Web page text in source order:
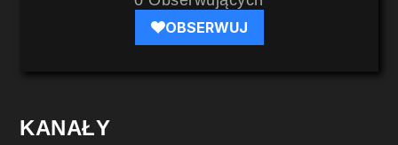
OBSERWUJ
KANAŁY